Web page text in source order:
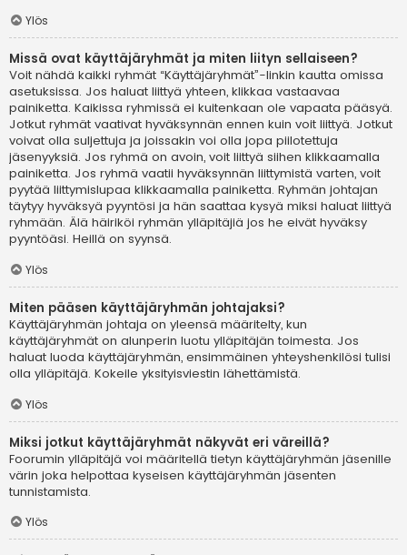
Ylös
Missä ovat käyttäjäryhmät ja miten liityn sellaiseen?
Voit nähdä kaikki ryhmät “Käyttäjäryhmät”-linkin kautta omissa
asetuksissa. Jos haluat liittyä yhteen, klikkaa vastaavaa
painiketta. Kaikissa ryhmissä ei kuitenkaan ole vapaata pääsyä.
Jotkut ryhmät vaativat hyväksynnän ennen kuin voit liittyä. Jotkut
voivat olla suljettuja ja joissakin voi olla jopa piilotettuja
jäsenyyksiä. Jos ryhmä on avoin, voit liittyä siihen klikkaamalla
painiketta. Jos ryhmä vaatii hyväksynnän liittymistä varten, voit
pyytää liittymislupaa klikkaamalla painiketta. Ryhmän johtajan
täytyy hyväksyä pyyntösi ja hän saattaa kysyä miksi haluat liittyä
ryhmään. Älä häiriköi ryhmän ylläpitäjiä jos he eivät hyväksy
pyyntöäsi. Heillä on syynsä.
Ylös
Miten pääsen käyttäjäryhmän johtajaksi?
Käyttäjäryhmän johtaja on yleensä määritelty, kun
käyttäjäryhmät on alunperin luotu ylläpitäjän toimesta. Jos
haluat luoda käyttäjäryhmän, ensimmäinen yhteyshenkilösi tulisi
olla ylläpitäjä. Kokeile yksityisviestin lähettämistä.
Ylös
Miksi jotkut käyttäjäryhmät näkyvät eri väreillä?
Foorumin ylläpitäjä voi määritellä tietyn käyttäjäryhmän jäsenille
värin joka helpottaa kyseisen käyttäjäryhmän jäsenten
tunnistamista.
Ylös